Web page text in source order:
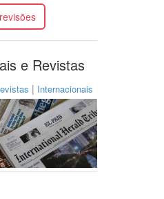
e Revistas
| Internacionais